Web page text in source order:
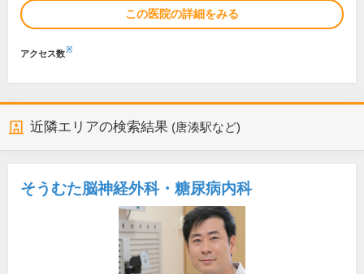
この医院の詳細をみる
アクセス数※
近隣エリアの検索結果 (唐湊駅など)
そうむた脳神経外科・糖尿病内科